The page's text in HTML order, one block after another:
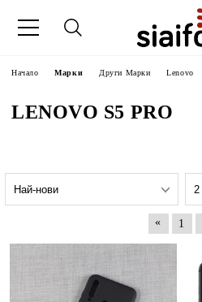
Начало Марки Други Марки Lenovo
LENOVO S5 PRO
« 1